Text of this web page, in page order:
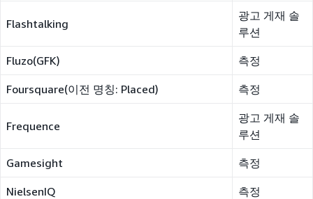
Flashtalking
광고 게재 솔
루션
Fluzo(GFK) 측정
Foursquare(이전 명칭: Placed) 측정
Frequence
광고 게재 솔
루션
Gamesight 측정
NielsenIQ 측정